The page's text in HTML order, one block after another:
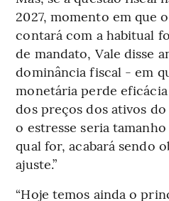
2027, momento em que
contará com a habitual
de mandato, Vale disse
dominância fiscal - em
monetária perde
dos preços dos ativos do
o estresse seria
qual for, acabará sendo
ajuste.”
“Hoje temos ainda o